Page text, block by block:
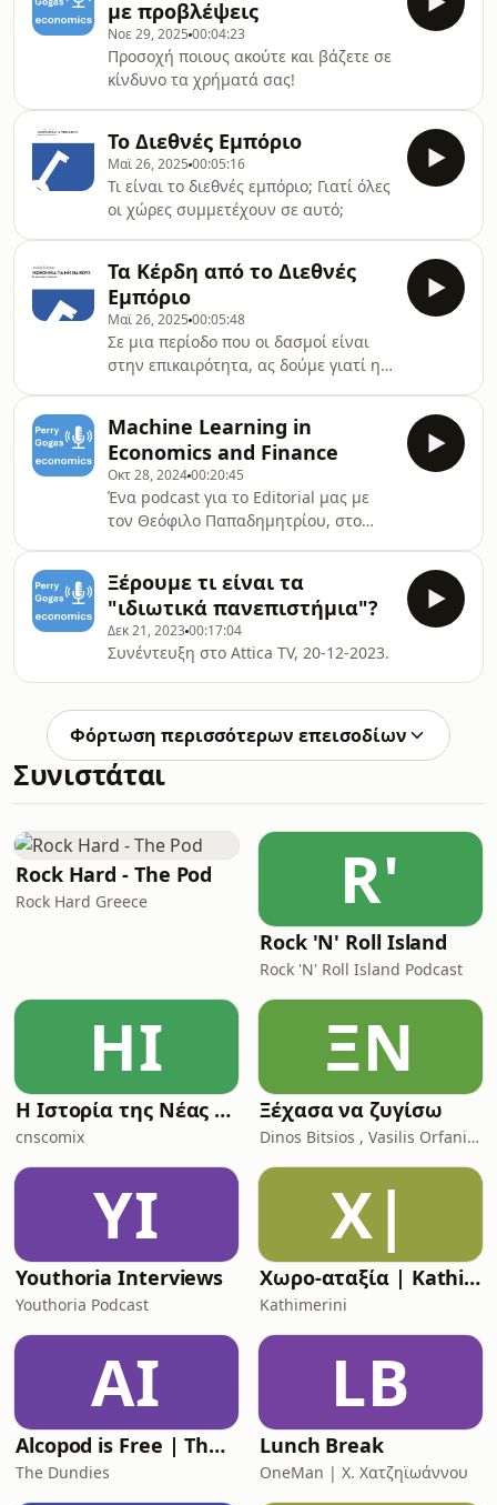
με προβλέψεις
Νοε 29, 2025 00:04:23
Προσοχή ποιους ακούτε και βάζετε σε
κίνδυνο τα χρήματά σας!
Το Διεθνές Εμπόριο
Μαϊ 26, 2025 00:05:16
Τι είναι το διεθνές εμπόριο; Γιατί όλες
οι χώρες συμμετέχουν σε αυτό;
Τα Κέρδη από το Διεθνές
Εμπόριο
Μαϊ 26, 2025 00:05:48
Σε μια περίοδο που οι δασμοί είναι
στην επικαιρότητα, ας δούμε γιατί η
μέσα από εισαγωγές και εξαγωγές.Ένα
κεφάλαιο από το best seller βιβλίο
μου &quot;Οικονομικά για μη
Ειδικούς&quot;
Machine Learning in
Economics and Finance
Οκτ 28, 202400:20:45
Ένα podcast για το Editorial μας με
τον Θεόφιλο Παπαδημητρίου, στο
στο περιοδικό Computational
Economics.
https://link.springer.com/article/10.1007/s10614-
021-10094-w
Ξέρουμε τι είναι τα
"ιδιωτικά πανεπιστήμια"?
Δεκ 21, 202300:17:04
Συνέντευξη στο Attica TV, 20-12-2023.
Φόρτωση περισσότερων επεισοδίων
Συνιστάται
Rock Hard - The Pod
Rock Hard Greece R'
Rock 'N' Roll Island
Rock 'N' Roll Island Podcast
ΗΙ
Η Ιστορία της Νέας Ρώμης
cnscomix
ΞΝ
Ξέχασα να ζυγίσω
Dinos Bitsios , Vasilis Orfanidis
YI
Youthoria Interviews
Youthoria Podcast
Χ|
Χωρο-αταξία | Kathimerini
Kathimerini
AI
Alcopod is Free | The (Greek) Eurovision Podcast
The Dundies
LB
Lunch Break
OneMan | X. Χατζηϊωάννου